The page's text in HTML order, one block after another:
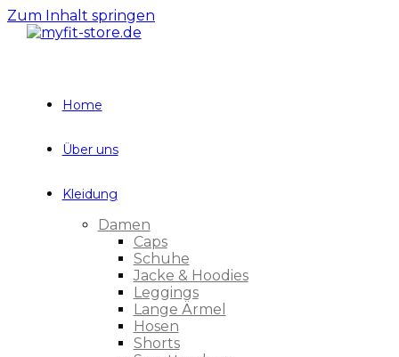
Zum Inhalt springen
Home
Über uns
Kleidung
Damen
Caps
Schuhe
Jacke & Hoodies
Leggings
Lange Ärmel
Hosen
Shorts